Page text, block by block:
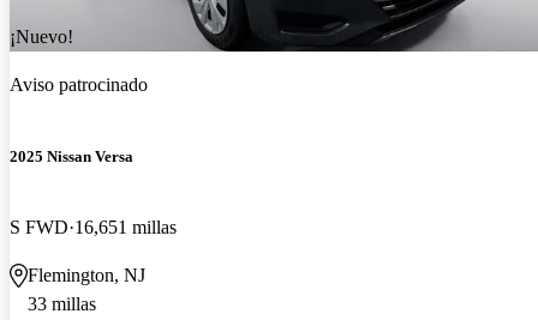
¡Nuevo!
Aviso patrocinado
2025 Nissan Versa
S FWD 16,651 millas
Flemington, NJ
33 millas